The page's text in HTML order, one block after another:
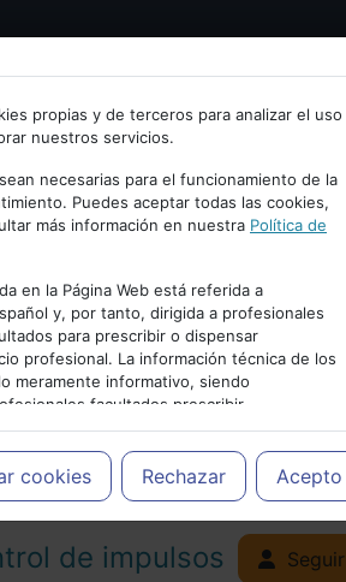
tu email.
Cancelar
propias y de terceros para analizar el uso
nuestros servicios.
necesarias para el funcionamiento de la
Puedes aceptar todas las cookies,
más información en nuestra Política de
en la Página Web está referida a
y, por tanto, dirigida a profesionales
para prescribir o dispensar
profesional. La información técnica de los
meramente informativo, siendo
facultados prescribir
cada caso concreto, el tratamiento más
del paciente.
cookies Rechazar Acepto
PUBLICIDAD
de impulsos Seguir